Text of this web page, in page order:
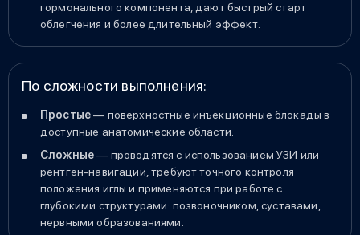
гормонального компонента, дают быстрый старт
облегчения и более длительный эффект.
По сложности выполнения:
Простые— поверхностные инъекционные блокады в
доступные анатомические области.
Сложные— проводятся с использованием УЗИ или
рентген-навигации, требуют точного контроля
положения иглы и применяются при работе с
глубокими структурами: позвоночником, суставами,
нервными образованиями.